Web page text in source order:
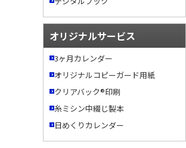
オリジナルサービス
3ヶ月カレンダー
オリジナルコピーガード用紙
クリアバック®印刷
糸ミシン中綴じ製本
日めくりカレンダー